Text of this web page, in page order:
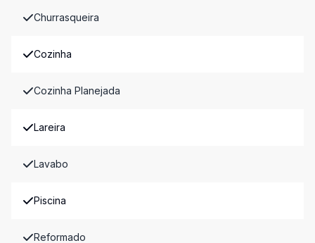
Churrasqueira
Cozinha
Cozinha Planejada
Lareira
Lavabo
Piscina
Reformado